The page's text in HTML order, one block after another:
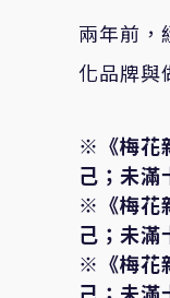
兩年前，
化品牌與
※《梅花
己；未
※《梅花
己；未
※《梅花